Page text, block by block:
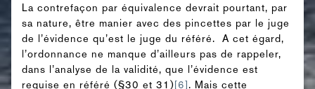
La contrefaçon par équivalence devrait pourtant, par
sa nature, être manier avec des pincettes par le juge
de l’évidence qu’est le juge du référé. A cet égard,
l’ordonnance ne manque d’ailleurs pas de rappeler,
dans l’analyse de la validité, que l’évidence est
requise en référé (§30 et 31)[6]. Mais cette